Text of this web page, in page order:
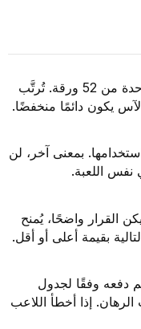
تُلعب اللعبة بمجموعة أوراق لعب واحدة من 52 ورقة. تُرتَّب
يكون دائمًا منخفضًا.
بمعنى آخر، لن
اللعبة.
القرار واضحًا، يُمنح
بقيمة أعلى أو أقل.
دفعه وفقًا لجدول
إذا أخطأ اللاعب